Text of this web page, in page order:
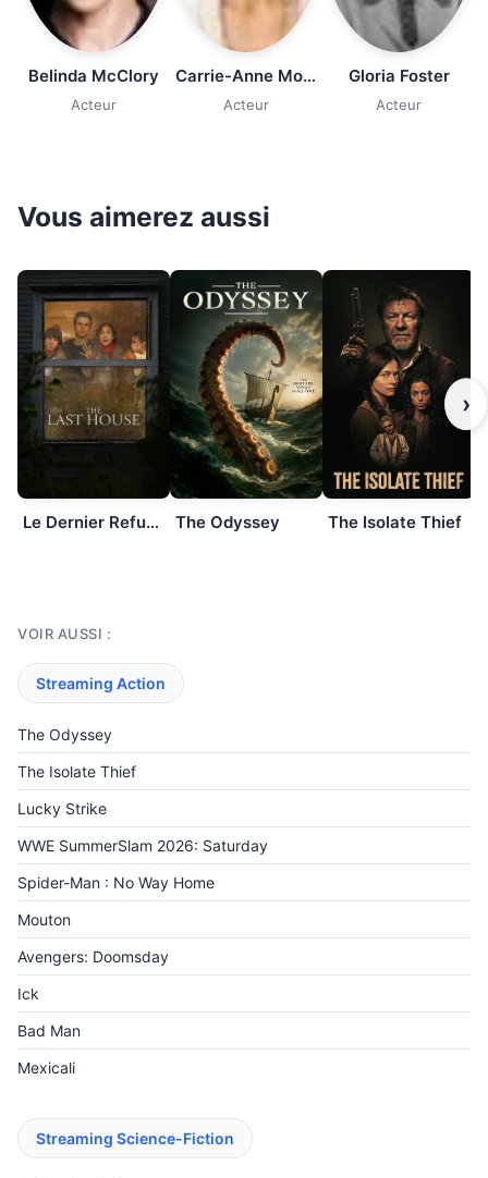
Belinda McClory
Acteur
Carrie-Anne Moss
Acteur
Gloria Foster
Acteur
Vous aimerez aussi
Le Dernier Refuge The Odyssey The Isolate Thief
›
VOIR AUSSI :
Streaming Action
The Odyssey
The Isolate Thief
Lucky Strike
WWE SummerSlam 2026: Saturday
Spider-Man : No Way Home
Mouton
Avengers: Doomsday
Ick
Bad Man
Mexicali
Streaming Science-Fiction